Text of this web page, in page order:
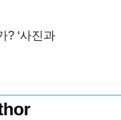
? ‘사진과